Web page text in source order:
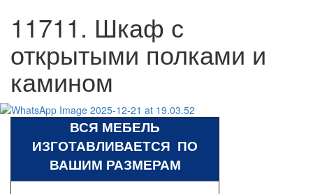
11711. Шкаф с
открытыми полками и
камином
ВСЯ МЕБЕЛЬ
ИЗГОТАВЛИВАЕТСЯ ПО
ВАШИМ РАЗМЕРАМ